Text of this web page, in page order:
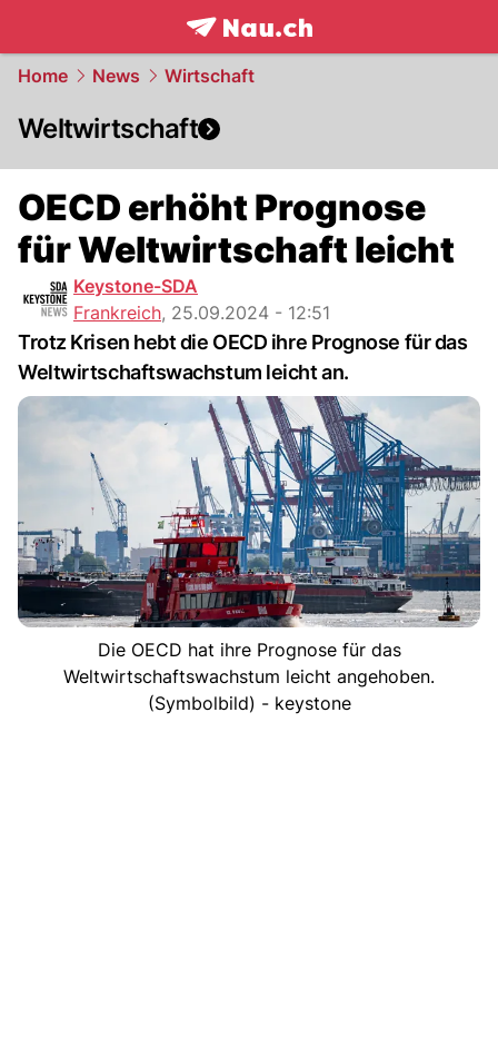
frontpage.NAU.ch
Home News Wirtschaft
Weltwirtschaft
OECD erhöht Prognose
für Weltwirtschaft leicht
Keystone-SDA
Frankreich, 25.09.2024 - 12:51
Trotz Krisen hebt die OECD ihre Prognose für das
Weltwirtschaftswachstum leicht an.
Die OECD hat ihre Prognose für das
Weltwirtschaftswachstum leicht angehoben.
(Symbolbild) - keystone